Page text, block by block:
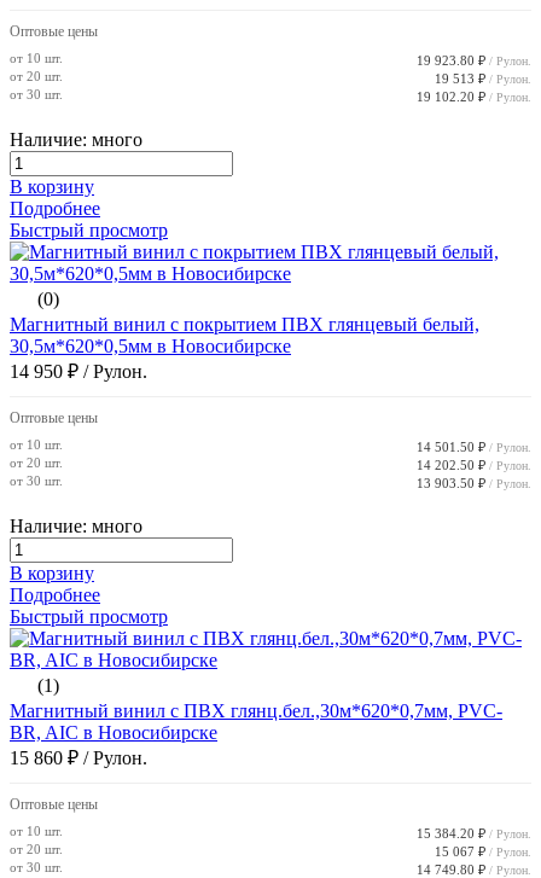
Оптовые цены
от 10 шт. 19 923.80 ₽ / Рулон.
от 20 шт. 19 513 ₽ / Рулон.
от 30 шт. 19 102.20 ₽ / Рулон.
Наличие: много
В корзину
Подробнее
Быстрый просмотр
(0)
Магнитный винил с покрытием ПВХ глянцевый белый,
30,5м*620*0,5мм в Новосибирске
14 950 ₽ / Рулон.
Оптовые цены
от 10 шт. 14 501.50 ₽ / Рулон.
от 20 шт. 14 202.50 ₽ / Рулон.
от 30 шт. 13 903.50 ₽ / Рулон.
Наличие: много
В корзину
Подробнее
Быстрый просмотр
(1)
Магнитный винил с ПВХ глянц.бел.,30м*620*0,7мм, PVC-
BR, AIC в Новосибирске
15 860 ₽ / Рулон.
Оптовые цены
от 10 шт. 15 384.20 ₽ / Рулон.
от 20 шт. 15 067 ₽ / Рулон.
от 30 шт. 14 749.80 ₽ / Рулон.